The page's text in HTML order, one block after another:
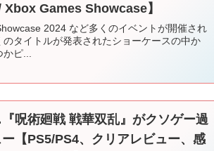
Games Showcase】
2024 など多くのイベントが開催され
タイトルが発表されたショーケースの中か
ピ...
呪術廻戦 戦華双乱』がクソゲー過
【PS5/PS4、クリアレビュー、感